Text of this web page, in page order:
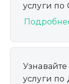
услуги
услуги